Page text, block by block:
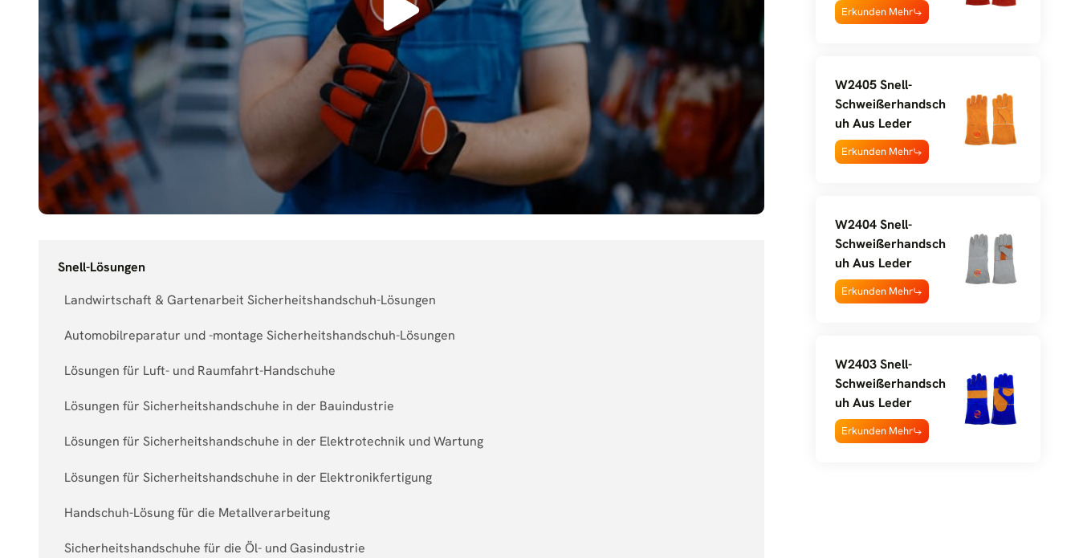
Snell-Lösungen
Landwirtschaft & Gartenarbeit Sicherheitshandschuh-Lösungen
Automobilreparatur und -montage Sicherheitshandschuh-Lösungen
Lösungen für Luft- und Raumfahrt-Handschuhe
Lösungen für Sicherheitshandschuhe in der Bauindustrie
Lösungen für Sicherheitshandschuhe in der Elektrotechnik und Wartung
Lösungen für Sicherheitshandschuhe in der Elektronikfertigung
Handschuh-Lösung für die Metallverarbeitung
Sicherheitshandschuhe für die Öl- und Gasindustrie
Erkunden Mehr
W2405 Snell-
Schweißerhandsch
Uh Aus Leder
Erkunden Mehr
W2404 Snell-
Schweißerhandsch
Uh Aus Leder
Erkunden Mehr
W2403 Snell-
Schweißerhandsch
Uh Aus Leder
Erkunden Mehr